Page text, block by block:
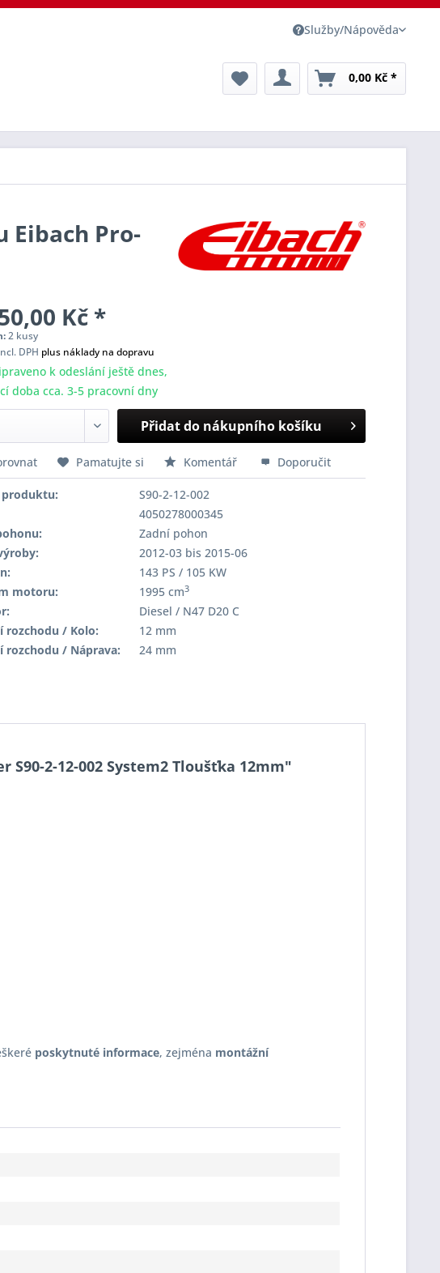
Služby/Nápověda
0,00 Kč *
Eibach Pro-
Kč *
2 kusy
DPH plus náklady na dopravu
k odeslání ještě dnes,
doba cca. 3-5 pracovní dny
Přidat do nákupního košíku
Pamatujte si Komentář Doporučit
produktu:
S90-2-12-002
4050278000345
Zadní pohon
2012-03 bis 2015-06
143 PS / 105 KW
motoru:
1995 cm3
Diesel / N47 D20 C
rozchodu / Kolo:
12 mm
rozchodu / Náprava:
24 mm
S90-2-12-002 System2 Tloušťka 12mm"
poskytnuté informace, zejména montážní